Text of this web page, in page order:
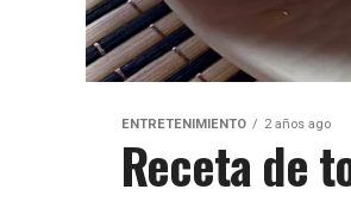
ENTRETENIMIENTO 2 años ago
Receta de